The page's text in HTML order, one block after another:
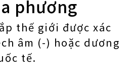
phương
thế giới được xác
âm (-) hoặc dương
tế.